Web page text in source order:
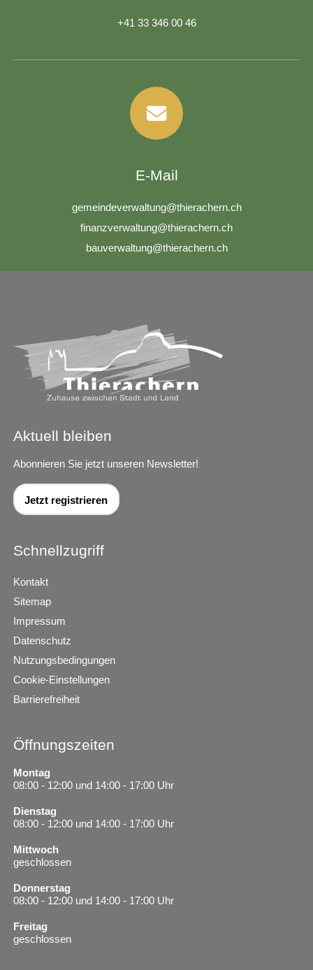
+41 33 346 00 46
E-Mail
g m nd v rw lt ng th r ch rn ch
f n nzv rw lt ng th r ch rn ch
b
v rw lt ng th r ch rn ch
Aktuell bleiben
Abonnieren Sie jetzt unseren Newsletter!
Jetzt registrieren
Schnellzugriff
Kontakt
Sitemap
Impressum
Datenschutz
Nutzungsbedingungen
Cookie-Einstellungen
Barrierefreiheit
Öffnungszeiten
Montag
08:00 - 12:00 und 14:00 - 17:00 Uhr
Dienstag
08:00 - 12:00 und 14:00 - 17:00 Uhr
Mittwoch
geschlossen
Donnerstag
08:00 - 12:00 und 14:00 - 17:00 Uhr
Freitag
geschlossen